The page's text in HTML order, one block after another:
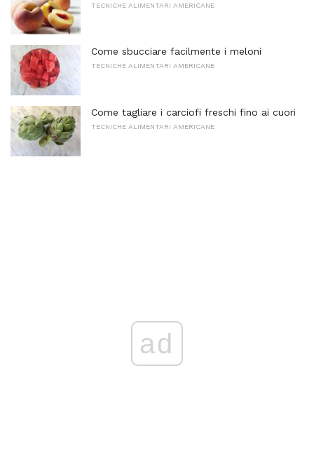
TECNICHE ALIMENTARI AMERICANE
Come sbucciare facilmente i meloni
TECNICHE ALIMENTARI AMERICANE
Come tagliare i carciofi freschi fino ai cuori
TECNICHE ALIMENTARI AMERICANE
ad